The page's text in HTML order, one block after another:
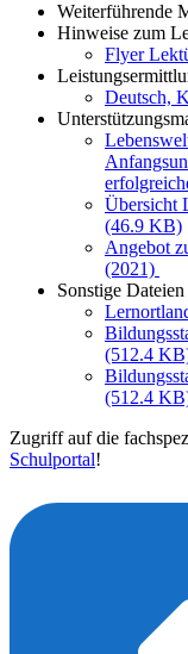
Weiterführende
Hinweise zum
Flyer
Deutsch,
Übersicht
(46.9 KB)
Angebot
(2021)
Sonstige Dateien
(512.4
(512.4
Zugriff auf die
Schulportal!